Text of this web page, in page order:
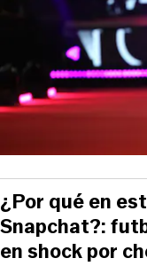
¿Por qué en
Snapchat?:
en shock por